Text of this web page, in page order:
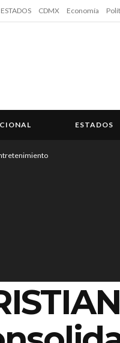
ESTADOS CDMX Economía
ESTADOS